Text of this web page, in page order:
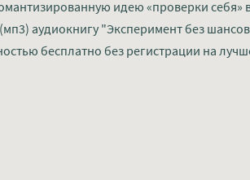
идею «проверки себя»
аудиокнигу "Эксперимент без
бесплатно без регистрации на